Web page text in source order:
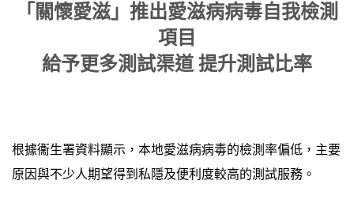
「關懷愛滋」推出愛滋病病毒自我檢測
項目
給予更多測試渠道 提升測試比率
根據衞生署資料顯示，本地愛滋病病毒的檢測率偏低，主要
原因與不少人期望得到私隱及便利度較高的測試服務。